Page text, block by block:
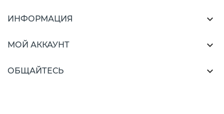
ИНФОРМАЦИЯ 
МОЙ АККАУНТ 
ОБЩАЙТЕСЬ 